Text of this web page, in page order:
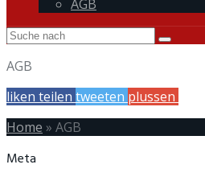
AGB
AGB
liken teilen tweeten plussen
Home » AGB
Meta